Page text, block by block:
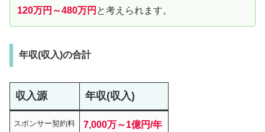
120万円～480万円 と考えられます。
年収(収入)の合計
収入源 年収(収入)
スポンサー契約料 7,000万～1億円/年